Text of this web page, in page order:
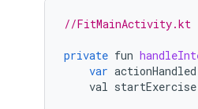
//FitMainActivity.kt
private fun
var actionHandled
val startExercise